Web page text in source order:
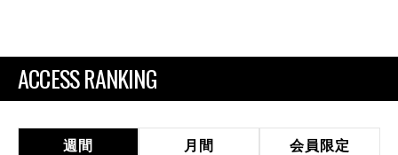
ACCESS RANKING
週間 月間 会員限定